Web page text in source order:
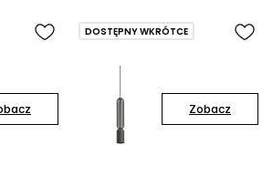
Zobacz
DOSTĘPNY WKRÓTCE